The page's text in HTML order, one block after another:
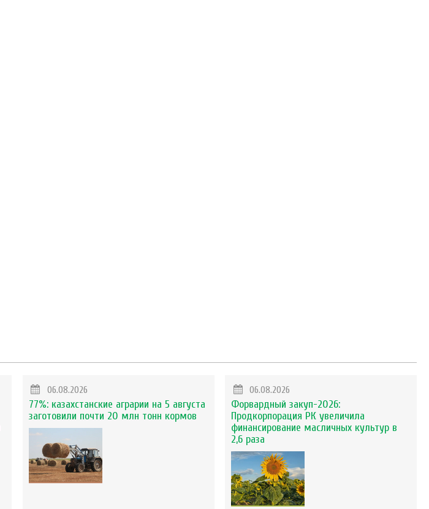
06.08.2026
77%: казахстанские аграрии на 5 августа
заготовили почти 20 млн тонн кормов
06.08.2026
Форвардный закуп-2026:
Продкорпорация РК увеличила
финансирование масличных культур в
2,6 раза